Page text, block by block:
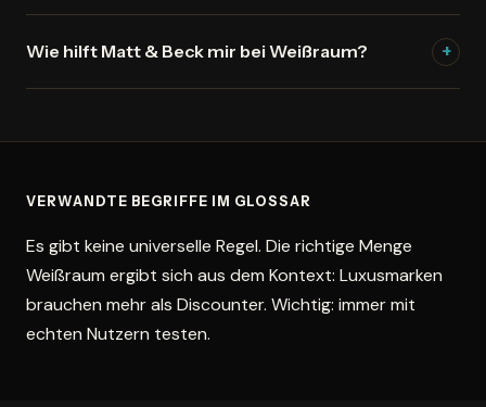
Lesbarkeit, lenkt den Blick und vermittelt
Professionalität.
Actions die Klickrate erhöht. Weißraum signalisiert
auch Qualität – Websites von Premium-Marken nutzen
Wie hilft Matt & Beck mir bei Weißraum? +
Unternehmen davon profitieren kann.
VERWANDTE BEGRIFFE IM GLOSSAR
Es gibt keine universelle Regel. Die richtige Menge
Weißraum ergibt sich aus dem Kontext: Luxusmarken
brauchen mehr als Discounter. Wichtig: immer mit
echten Nutzern testen.